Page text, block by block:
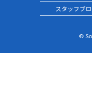
スタッフブ
©